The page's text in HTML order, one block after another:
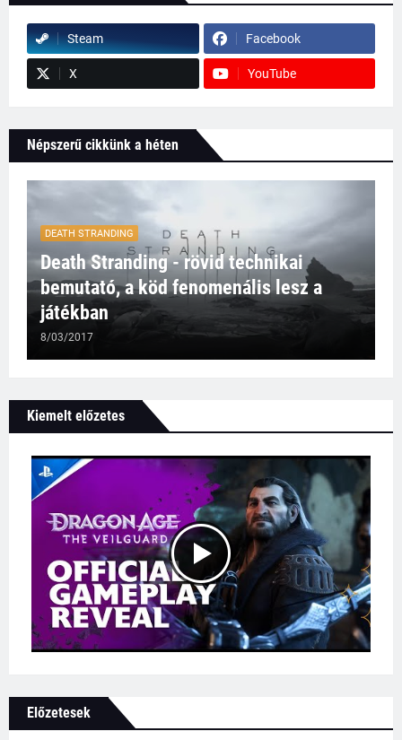
Steam Facebook
X YouTube
Népszerű cikkünk a héten
DEATH STRANDING
Death Stranding - rövid technikai
bemutató, a köd fenomenális lesz a
játékban
8/03/2017
Kiemelt előzetes
Előzetesek